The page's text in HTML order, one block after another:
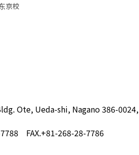
京校
Ote, Ueda-shi, Nagano 386-0024,
FAX.+81-268-28-7786